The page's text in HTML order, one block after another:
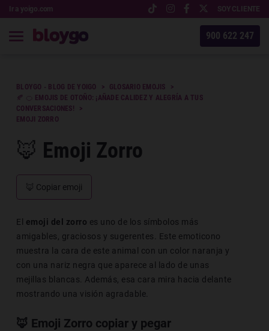
Ir a yoigo.com SOY CLIENTE
900 622 247
BLOYGO - BLOG DE YOIGO
GLOSARIO EMOJIS
🍂 🍊 EMOJIS DE OTOÑO: ¡AÑADE CALIDEZ Y ALEGRÍA A TUS
CONVERSACIONES!
EMOJI ZORRO
🦊 Emoji Zorro
🦊 Copiar emoji
El emoji del zorro es uno de los símbolos más
amigables, graciosos y sugerentes. Este emoticono
muestra la cara de este animal con un color naranja y
con una nariz negra que aparece al lado de unas
mejillas blancas. Además, esa cara mira hacia delante
mostrando una visión agradable.
🦊 Emoji Zorro copiar y pegar